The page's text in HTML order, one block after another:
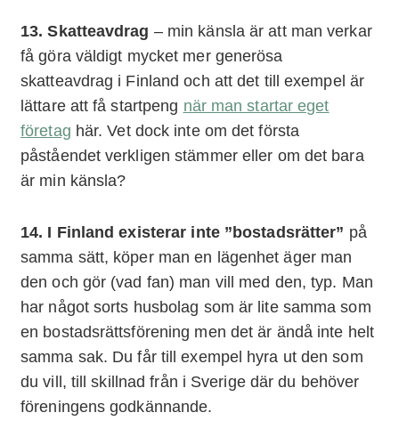
13. Skatteavdrag – min känsla är att man verkar
få göra väldigt mycket mer generösa
skatteavdrag i Finland och att det till exempel är
lättare att få startpeng när man startar eget
företag här. Vet dock inte om det första
påståendet verkligen stämmer eller om det bara
är min känsla?
14. I Finland existerar inte ”bostadsrätter” på
samma sätt, köper man en lägenhet äger man
den och gör (vad fan) man vill med den, typ. Man
har något sorts husbolag som är lite samma som
en bostadsrättsförening men det är ändå inte helt
samma sak. Du får till exempel hyra ut den som
du vill, till skillnad från i Sverige där du behöver
föreningens godkännande.